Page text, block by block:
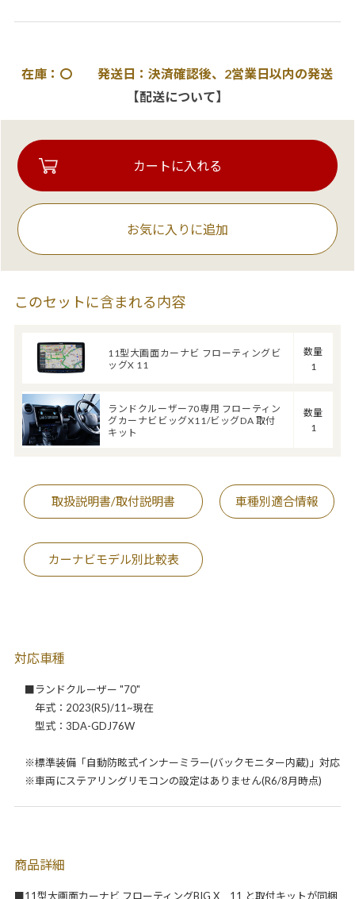
在庫：〇 発送日：決済確認後、2営業日以内の発送
【配送について】
お気に入りに追加
このセットに含まれる内容
11型大画面カーナビ フローティングビ
ッグX 11
数量
1
ランドクルーザー70専用 フローティン
グカーナビビッグX11/ビッグDA 取付
キット
数量
1
取扱説明書/取付説明書 車種別適合情報
カーナビモデル別比較表
対応車種
■ランドクルーザー "70"
年式：2023(R5)/11~現在
型式：3DA-GDJ76W
※標準装備「自動防眩式インナーミラー(バックモニター内蔵)」対応
※車両にステアリングリモコンの設定はありません(R6/8月時点)
商品詳細
■11型大画面カーナビ フローティングBIG X 11 と取付キットが同梱